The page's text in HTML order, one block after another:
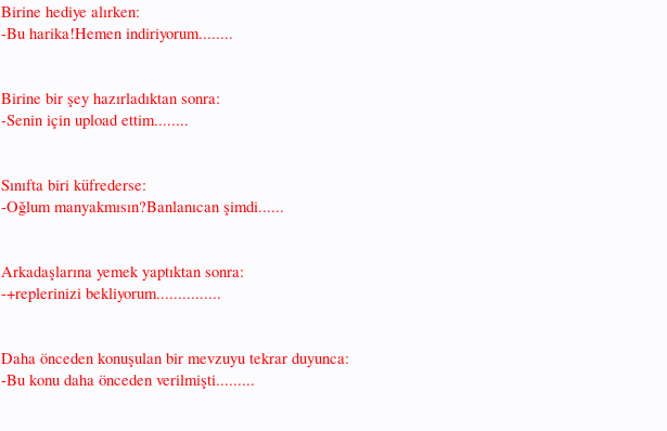
Birine hediye alırken:
-Bu harika!Hemen indiriyorum........
Birine bir şey hazırladıktan sonra:
-Senin için upload ettim........
Sınıfta biri küfrederse:
-Oğlum manyakmısın?Banlanıcan şimdi......
Arkadaşlarına yemek yaptıktan sonra:
-+replerinizi bekliyorum...............
Daha önceden konuşulan bir mevzuyu tekrar duyunca:
-Bu konu daha önceden verilmişti.........